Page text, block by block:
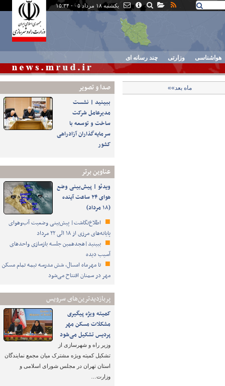
یکشنبه ۱۸ مرداد ۰۵ - ۱۵:۳۴
هواشناسی وزارتی چند رسانه ای
صدا و تصوير
ببینید | نشست
مدیرعامل شرکت
ساخت و توسعه با
سرمایه‌گذاران آزادراهی
کشور
عناوین برتر
ویدئو | پیش‌بینی وضع
هوای ۲۴ ساعت آینده
(۱۸ مرداد)
اطلاع‌نگاشت| پیش‌بینی وضعیت آب‌وهوای
پایانه‌های مرزی از ۱۸ الی ۲۲ مرداد
ببینید|هجدهمین جلسه بازسازی واحدهای
آسیب دیده
تا مهرماه امسال، شش مدرسه نیمه تمام مسکن
مهر در سمنان افتتاح می‌شود
پربازدیدترین‌های سرویس
کمیته ویژه پیگیری
مشکلات مسکن مهر
پردیس تشکیل می‌شود
وزیر راه و شهرسازی از
تشکیل کمیته ویژه مشترک میان مجمع نمایندگان
استان تهران در مجلس شورای اسلامی و
وزارت…
ماه بعد»»